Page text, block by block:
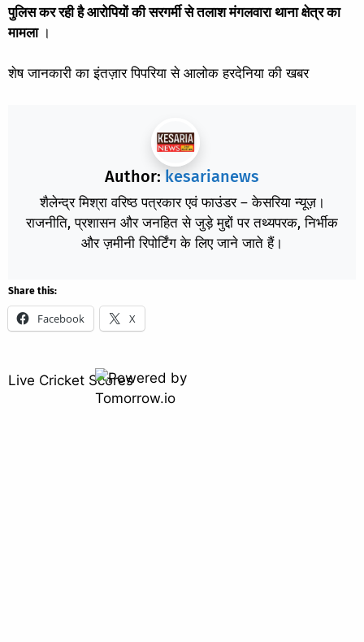
पुलिस कर रही है आरोपियों की सरगर्मी से तलाश मंगलवारा थाना क्षेत्र का
मामला ।
शेष जानकारी का इंतज़ार पिपरिया से आलोक हरदेनिया की खबर
Author: kesarianews
शैलेन्द्र मिश्रा वरिष्ठ पत्रकार एवं फाउंडर – केसरिया न्यूज़।
राजनीति, प्रशासन और जनहित से जुड़े मुद्दों पर तथ्यपरक, निर्भीक
और ज़मीनी रिपोर्टिंग के लिए जाने जाते हैं।
Share this:
Facebook X
Live Cricket Scores